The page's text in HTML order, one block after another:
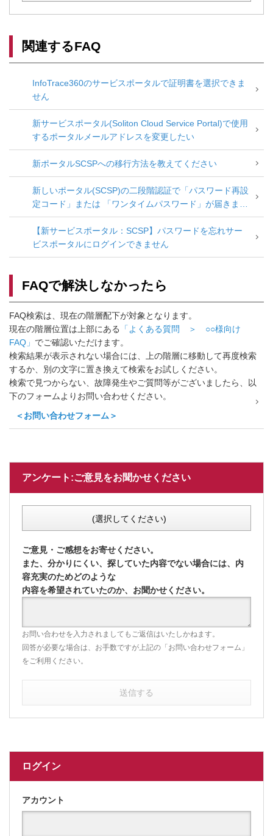
関連するFAQ
InfoTrace360のサービスポータルで証明書を選択できま
せん
新サービスポータル(Soliton Cloud Service Portal)で使用
するポータルメールアドレスを変更したい
新ポータルSCSPへの移行方法を教えてください
新しいポータル(SCSP)の二段階認証で「パスワード再設
定コード」または 「ワンタイムパスワード」が届きませ
ん
【新サービスポータル：SCSP】パスワードを忘れサー
ビスポータルにログインできません
FAQで解決しなかったら
FAQ検索は、現在の階層配下が対象となります。
現在の階層位置は上部にある
「よくある質問 ＞ ○○様向け
FAQ」 でご確認いただけます。
検索結果が表示されない場合には、上の階層に移動して再度検索
するか、別の文字に置き換えて検索をお試しください。
検索で見つからない、故障発生やご質問等がございましたら、以
下のフォームよりお問い合わせください。
＜お問い合わせフォーム＞
アンケート:ご意見をお聞かせください
(選択してください)
ご意見・ご感想をお寄せください。
また、分かりにくい、探していた内容でない場合には、内
容充実のためどのような
内容を希望されていたのか、お聞かせください。
お問い合わせを入力されましてもご返信はいたしかねます。
回答が必要な場合は、お手数ですが上記の「お問い合わせフォーム」
をご利用ください。
送信する
ログイン
アカウント